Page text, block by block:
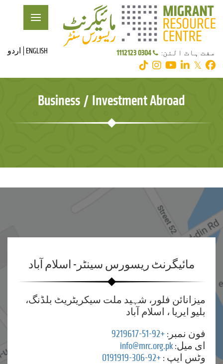
مفت ہاٹ الئن: 0304 1112123
𝕏
ENGLISH اردو
Business / Investment Abroad
مائیگرنٹ ریسورس سینٹر- اسلام آباد
میزانائن فلور، شہید ملت سیکریٹریٹ بلڈنگ،
بلیو ایریا ، اسلام آباد
فون نمبر: +92-51-9219617
ای میل: info@mrc.org.pk
وٹس ایپ : +92-306-0191919